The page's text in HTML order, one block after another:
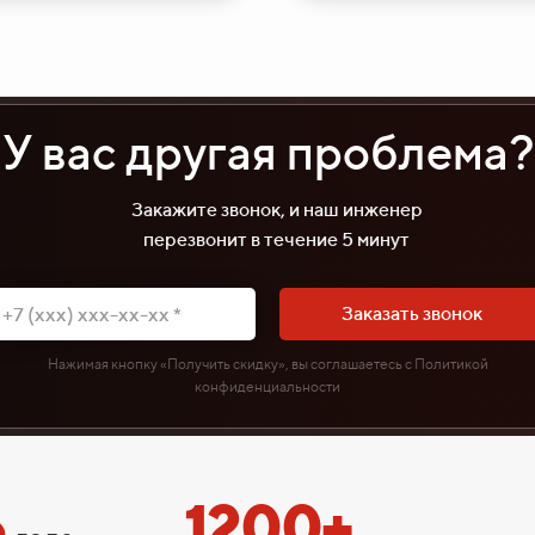
У вас другая проблема?
Закажите звонок, и наш инженер
перезвонит в течение 5 минут
Заказать звонок
Нажимая кнопку «Получить скидку», вы соглашаетесь с Политикой
конфиденциальности